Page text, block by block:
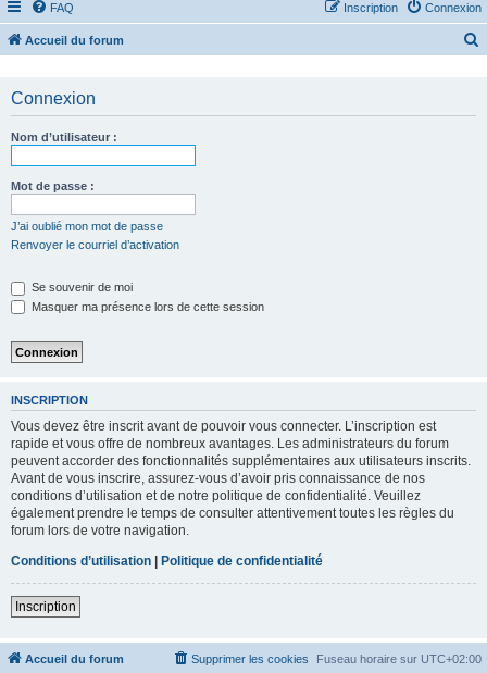
FAQ Connexion
Inscription
Accueil du forum
Connexion
Nom d’utilisateur :
Mot de passe :
J’ai oublié mon mot de passe
Renvoyer le courriel d’activation
Se souvenir de moi
Masquer ma présence lors de cette session
INSCRIPTION
Vous devez être inscrit avant de pouvoir vous connecter. L’inscription est
rapide et vous offre de nombreux avantages. Les administrateurs du forum
peuvent accorder des fonctionnalités supplémentaires aux utilisateurs inscrits.
Avant de vous inscrire, assurez-vous d’avoir pris connaissance de nos
conditions d’utilisation et de notre politique de confidentialité. Veuillez
également prendre le temps de consulter attentivement toutes les règles du
forum lors de votre navigation.
Conditions d’utilisation | Politique de confidentialité
Inscription
Accueil du forum Fuseau horaire sur UTC+02:00
Supprimer les cookies